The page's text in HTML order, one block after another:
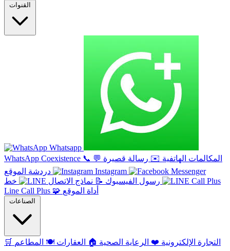
القنوات
Whatsapp
WhatsApp Coexistence 📞 المكالمات الهاتفية ✉️ رسالة قصيرة 💬
دردشة الموقع
Instagram
رسول الفيسبوك 📝 نماذج الاتصال
خط
Line Call Plus 🧩 أداة الموقع
الصناعات
🛒 التجارة الإلكترونية ❤️ الرعاية الصحية 🏠 العقارات 🍽️ المطاعم